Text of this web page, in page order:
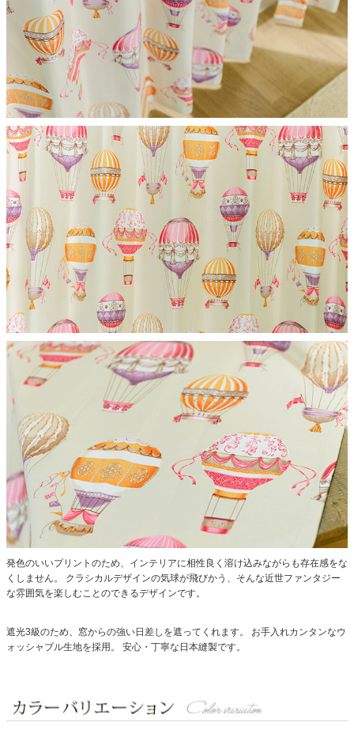
発色のいいプリントのため、インテリアに相性良く溶け込みながらも存在感をな
くしません。
クラシカルデザインの気球が飛びかう、そんな近世ファンタジー
な雰囲気を楽しむことのできるデザインです。
遮光3級のため、窓からの強い日差しを遮ってくれます。
お手入れカンタンなウ
ォッシャブル生地を採用。
安心・丁寧な日本縫製です。